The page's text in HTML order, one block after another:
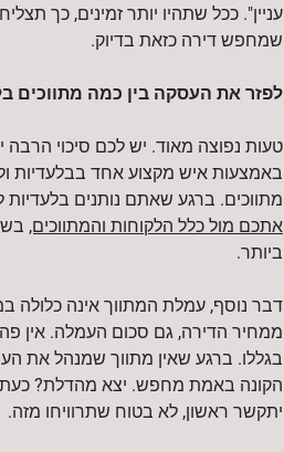
עניין". ככל שתהיו יותר זמינים, כך
שמחפש דירה כזאת בדיוק.
לפזר את העסקה בין כמה מתווכים
טעות נפוצה מאוד. יש לכם סיכוי הרבה
באמצעות איש מקצוע אחד בבלעדיות
מתווכים. ברגע שאתם נותנים בלעדיות
אתכם מול כלל הלקוחות והמתווכים,
ביותר.
דבר נוסף, עמלת המתווך אינה כלולה
ממחיר הדירה, גם סכום העמלה. אין
בגללו. ברגע שאין מתווך שמנהל את
הקונה באמת מחפש. יצא מהדלת? כעת
יתקשר ראשון, לא בטוח שתרוויחו מזה.